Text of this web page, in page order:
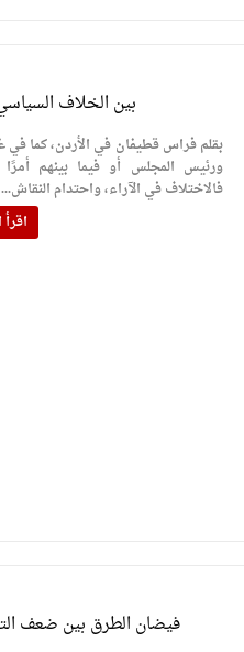
بين الخلاف
بقلم فراس قطيفان في الأردن، كما في
ورئيس المجلس أو فيما بينهم أمرًا
فالاختلاف في الآراء، واحتدام النقاش...
فيضان الطرق بين ضعف